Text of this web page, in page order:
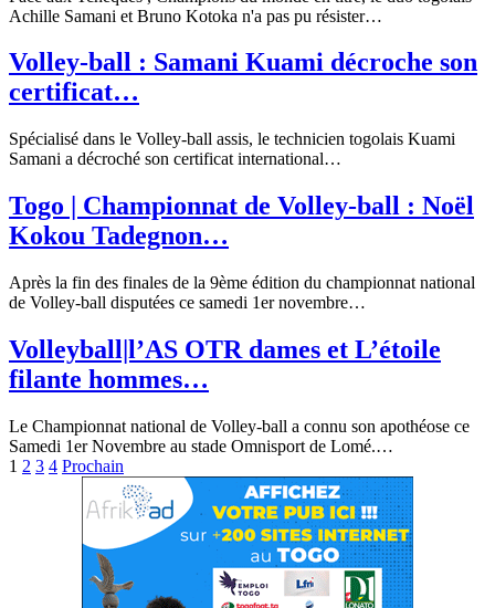
Achille Samani et Bruno Kotoka n'a pas pu résister…
Volley-ball : Samani Kuami décroche son
certificat…
Spécialisé dans le Volley-ball assis, le technicien togolais Kuami
Samani a décroché son certificat international…
Togo | Championnat de Volley-ball : Noël
Kokou Tadegnon…
Après la fin des finales de la 9ème édition du championnat national
de Volley-ball disputées ce samedi 1er novembre…
Volleyball|l’AS OTR dames et L’étoile
filante hommes…
Le Championnat national de Volley-ball a connu son apothéose ce
Samedi 1er Novembre au stade Omnisport de Lomé.…
1 2 3 4 Prochain